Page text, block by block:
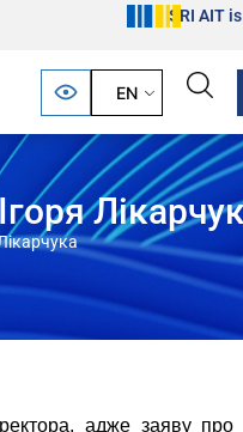
SRI AIT
EN
адже заяву про